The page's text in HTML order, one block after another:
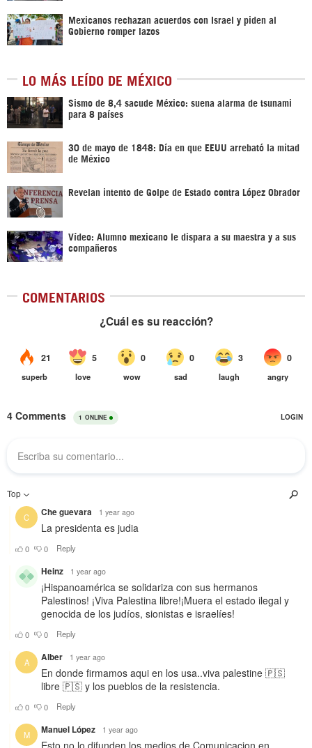
Mexicanos rechazan acuerdos con Israel y piden al
Gobierno romper lazos
LO MÁS LEÍDO DE MÉXICO
Sismo de 8,4 sacude México: suena alarma de tsunami
para 8 países
30 de mayo de 1848: Día en que EEUU arrebató la mitad
de México
Revelan intento de Golpe de Estado contra López Obrador
Vídeo: Alumno mexicano le dispara a su maestra y a sus
compañeros
COMENTARIOS